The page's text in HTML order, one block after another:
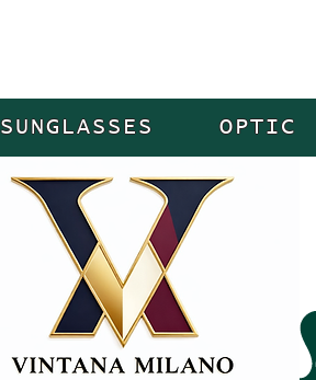
SUNGLASSES OPTIC